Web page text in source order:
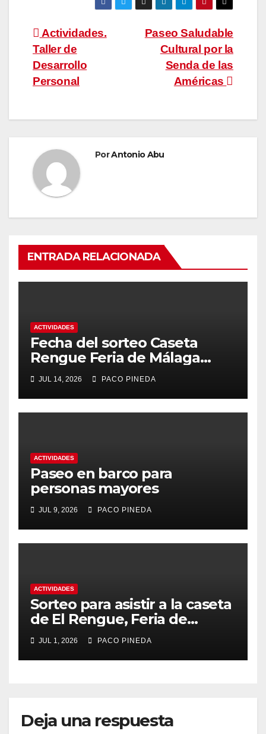
Navegación
de
entradas
Paseo Saludable
Cultural por la
Senda de las
Américas
Actividades.
Taller de
Desarrollo
Personal
PorAntonio Abu
ENTRADA RELACIONADA
ACTIVIDADES
Fecha del sorteo Caseta
Rengue Feria de Málaga
2026
JUL 14, 2026 PACO PINEDA
ACTIVIDADES
Paseo en barco para
personas mayores
JUL 9, 2026 PACO PINEDA
ACTIVIDADES
Sorteo para asistir a la caseta
de El Rengue, Feria de
Málaga 2026
JUL 1, 2026 PACO PINEDA
Deja una respuesta